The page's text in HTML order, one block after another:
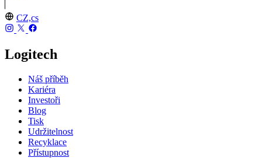
CZ,cs
Logitech
Náš příběh
Kariéra
Investoři
Blog
Tisk
Udržitelnost
Recyklace
Přístupnost